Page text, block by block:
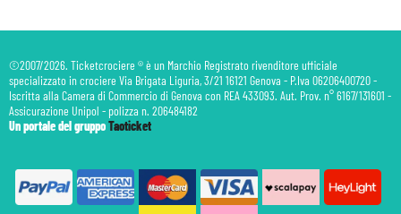
©2007/2026. Ticketcrociere ® è un Marchio Registrato rivenditore ufficiale
specializzato in crociere Via Brigata Liguria, 3/21 16121 Genova - P.Iva 06206400720 -
Iscritta alla Camera di Commercio di Genova con REA 433093. Aut. Prov. n° 6167/131601 -
Assicurazione Unipol - polizza n. 206484182
Un portale del gruppoTaoticket